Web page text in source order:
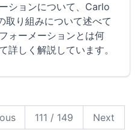
ションについて、Carlo
り組みについて述べて
ォーメーションとは何
詳しく解説しています。
111 / 149 Next18
19
20
21
22
23
24
25
26
27
28
29
30
31
32
33
34
35
36
37
38
39
40
41
42
43
44
45
46
47
48
49
50
51
52
53
54
55
56
57
58
59
60
61
62
63
64
65
66
67
68
69
70
87
88
89
90
91
92
93
94
95
96
97
98
99
100
101
102
103
104
105
106
107
108
109
110
111
112
113
114
115
116
117
118
119
120
121
122
123
124
125
126
127
128
129
130
131
132
133
134
135
136
137
138
139
140
141
142
143
144
145
146
147
148
149